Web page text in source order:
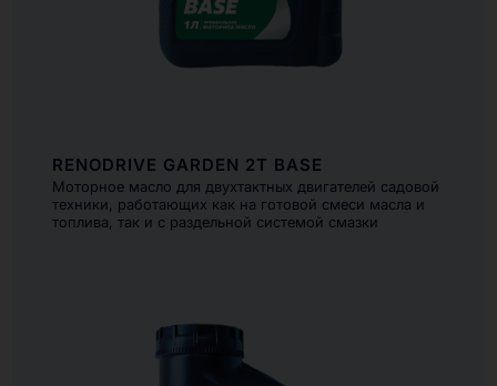
RENODRIVE GARDEN 2T BASE
Моторное масло для двухтактных двигателей садовой
техники, работающих как на готовой смеси масла и
топлива, так и с раздельной системой смазки